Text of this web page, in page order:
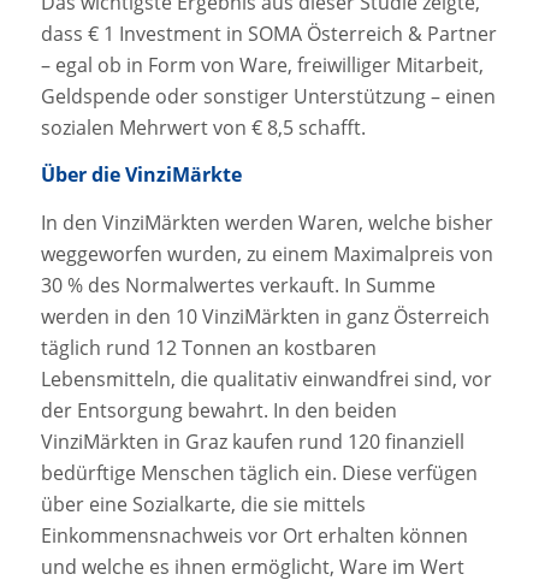
dass € 1 Investment in SOMA Österreich & Partner
– egal ob in Form von Ware, freiwilliger Mitarbeit,
Geldspende oder sonstiger Unterstützung – einen
sozialen Mehrwert von € 8,5 schafft.
Über die VinziMärkte
In den VinziMärkten werden Waren, welche bisher
weggeworfen wurden, zu einem Maximalpreis von
30 % des Normalwertes verkauft. In Summe
werden in den 10 VinziMärkten in ganz Österreich
täglich rund 12 Tonnen an kostbaren
Lebensmitteln, die qualitativ einwandfrei sind, vor
der Entsorgung bewahrt. In den beiden
VinziMärkten in Graz kaufen rund 120 finanziell
bedürftige Menschen täglich ein. Diese verfügen
über eine Sozialkarte, die sie mittels
Einkommensnachweis vor Ort erhalten können
und welche es ihnen ermöglicht, Ware im Wert